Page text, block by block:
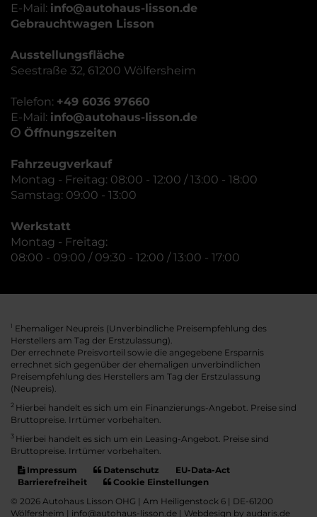
E-Mail: info@autohaus-lisson.de
Gebrauchtwagen Lisson
Ausstellungsfläche
Seestraße 32, 61200 Wölfersheim
Telefon: +49 6036 97660
E-Mail: info@autohaus-lisson.de
Öffnungszeiten
Fahrzeugverkauf
Montag - Freitag: 08:00 - 12:00 / 13:00 - 18:00
Samstag: 09:00 - 13:00
Werkstatt
Montag - Freitag:
08:00 - 09:00 / 09:30 - 12:00 / 13:00 - 17:00
1
Ehemaliger Neupreis (Unverbindliche Preisempfehlung des
Herstellers am Tag der Erstzulassung).
Der errechnete Preisvorteil sowie die angegebene Ersparnis
errechnet sich gegenüber der ehemaligen unverbindlichen
Preisempfehlung des Herstellers am Tag der Erstzulassung
(Neupreis).
2 Hierbei handelt es sich um ein Finanzierungs-Angebot. Preise sind
Bruttopreise. Irrtümer vorbehalten.
3 Hierbei handelt es sich um ein Leasing-Angebot. Preise sind
Bruttopreise. Irrtümer vorbehalten.
Impressum
Datenschutz
EU-Data-Act
Barrierefreiheit
Cookie Einstellungen
© 2026 Autohaus Lisson OHG | Am Heiligenstock 6 | DE-61200
Wölfersheim | info@autohaus-lisson.de | Webdesign by audaris.de